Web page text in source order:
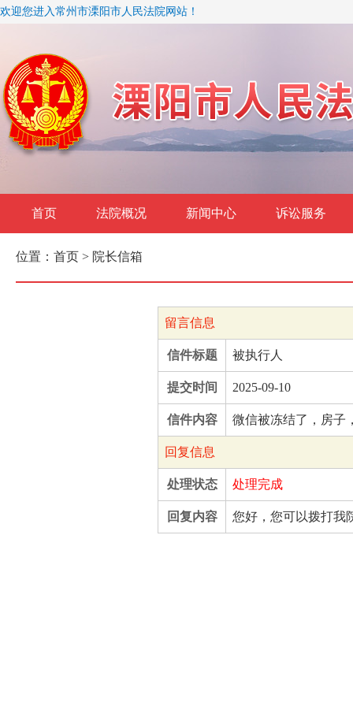
欢迎您进入常州市溧阳市人民法院网站！
首页 法院概况 新闻中心 诉讼服务
位置： 首页 > 院长信箱
留言信息
信件标题 被执行人
提交时间 2025-09-10
信件内容 微信被冻结了，房子
回复信息
处理状态 处理完成
回复内容 您好，您可以拨打我